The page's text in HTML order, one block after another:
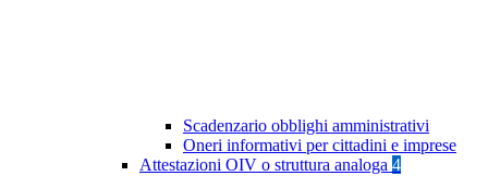
Scadenzario obblighi amministrativi
Oneri informativi per cittadini e imprese
Attestazioni OIV o struttura analoga 4